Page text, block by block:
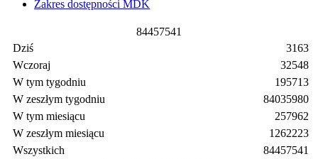
Zakres dostępności MDK
84457541
Dziś
Wczoraj
W tym tygodniu
W zeszłym tygodniu
W tym miesiącu
W zeszłym miesiącu
Wszystkich
3163
32548
195713
84035980
257962
1262223
84457541